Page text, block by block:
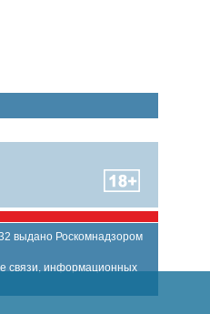
выдано Роскомнадзором
связи, информационных